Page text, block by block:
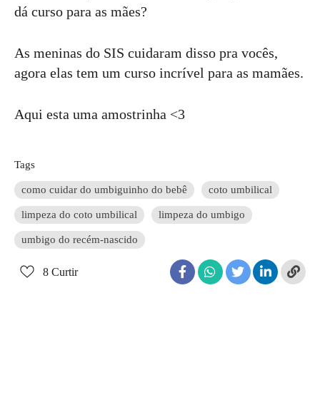
dá curso para as mães?
As meninas do SIS cuidaram disso pra vocês,
agora elas tem um curso incrível para as mamães.
Aqui esta uma amostrinha <3
Tags
como cuidar do umbiguinho do bebê coto umbilical
limpeza do coto umbilical limpeza do umbigo
umbigo do recém-nascido
8 Curtir